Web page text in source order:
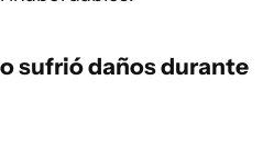
sufrió daños durante